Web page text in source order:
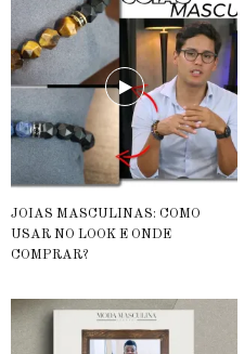
JOIAS MASCULINAS: COMO
USAR NO LOOK E ONDE
COMPRAR?